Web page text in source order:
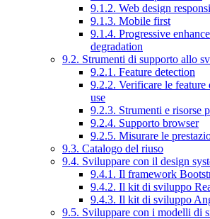
9.1.2. Web design
9.1.3. Mobile first
9.1.4. Progressive
degradation
9.2. Strumenti di supporto allo
9.2.1. Feature detection
9.2.2. Verificare le
use
9.2.3. Strumenti e risorse
9.2.4. Supporto browser
9.2.5. Misurare le
9.3. Catalogo del riuso
9.4. Sviluppare con il design
9.4.1. Il framework
9.4.2. Il kit di sviluppo
9.4.3. Il kit di sviluppo
9.5. Sviluppare con i modelli di